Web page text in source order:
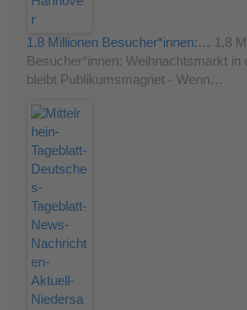
1,8 Millionen Besucher*innen:… 1,8
Besucher*innen: Weihnachtsmarkt in
bleibt Publikumsmagnet - Wenn…